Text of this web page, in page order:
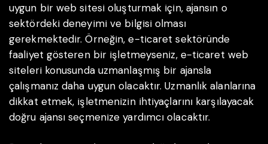
uygun bir web sitesi oluşturmak için, ajansın o
sektördeki deneyimi ve bilgisi olması
gerekmektedir. Örneğin, e-ticaret sektöründe
faaliyet gösteren bir işletmeyseniz, e-ticaret web
siteleri konusunda uzmanlaşmış bir ajansla
çalışmanız daha uygun olacaktır. Uzmanlık alanlarına
dikkat etmek, işletmenizin ihtiyaçlarını karşılayacak
doğru ajansı seçmenize yardımcı olacaktır.